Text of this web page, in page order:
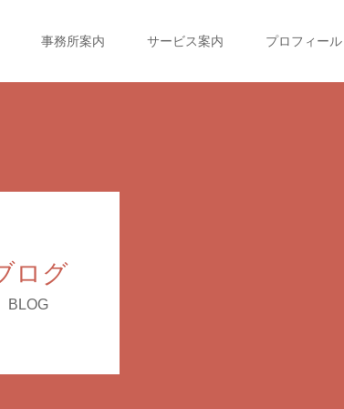
事務所案内 サービス案内 プロフィール
ログ
BLOG